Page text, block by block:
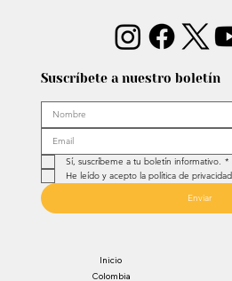
Suscríbete a nuestro boletín
Sí, suscríbeme a tu boletín informativo. *
He leído y acepto la política de privacidad
Enviar
Inicio
Colombia